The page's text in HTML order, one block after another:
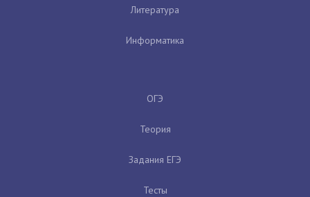
Литература
Информатика
ОГЭ
Теория
Задания ЕГЭ
Тесты